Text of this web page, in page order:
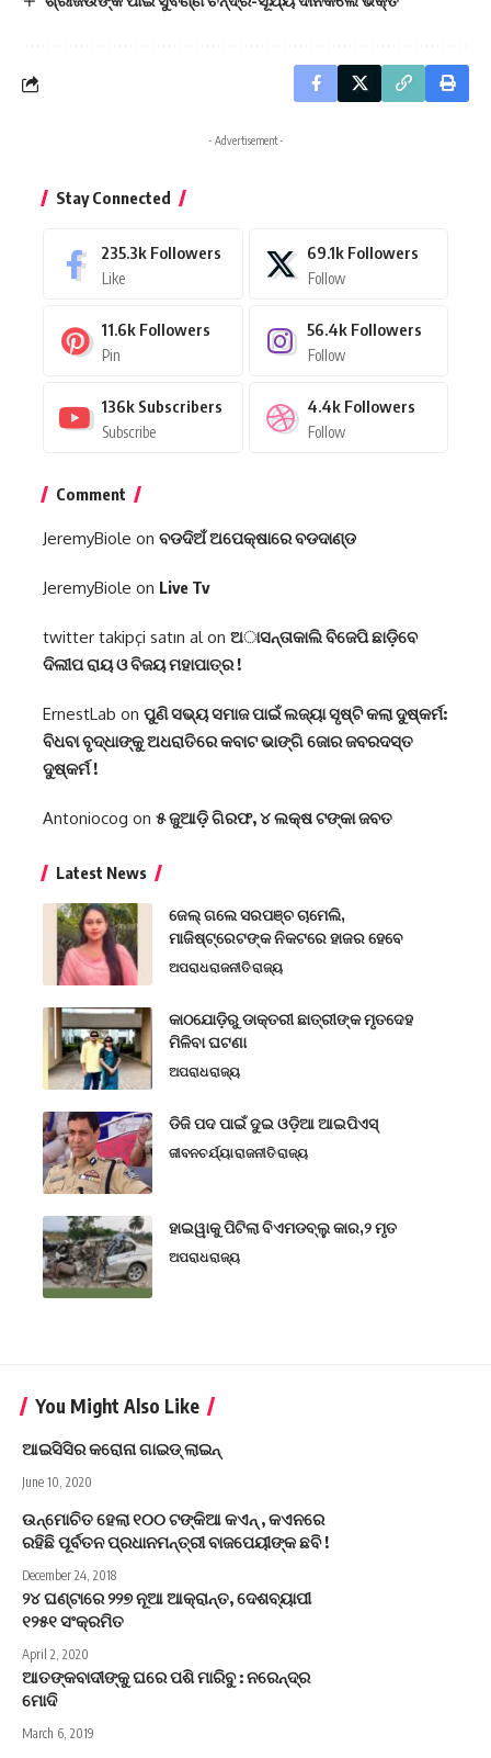
- Advertisement -
Stay Connected
235.3k Followers
Like
69.1k Followers
Follow
11.6k Followers
Pin
56.4k Followers
Follow
136k Subscribers
Subscribe
4.4k Followers
Follow
Comment
JeremyBiole on ବଡଦିଅଁ ଅପେକ୍ଷାରେ ବଡଦାଣ୍ଡ
JeremyBiole on Live Tv
twitter takipçi satın alon ଅାସନ୍ତାକାଲି ବିଜେପି ଛାଡ଼ିବେ
ଦିଲୀପ ରାୟ ଓ ବିଜୟ ମହାପାତ୍ର !
ErnestLab on ପୁଣି ସଭ୍ୟ ସମାଜ ପାଇଁ ଲଜ୍ୟା ସୃଷ୍ଟି କଲା ଦୁଷ୍କର୍ମ:
ବିଧବା ବୃଦ୍ଧାଙ୍କୁ ଅଧରାତିରେ କବାଟ ଭାଙ୍ଗି ଜୋର ଜବରଦସ୍ତ
ଦୁଷ୍କର୍ମ !
Antoniocog on ୫ ଜୁଆଡ଼ି ଗିରଫ, ୪ ଲକ୍ଷ ଟଙ୍କା ଜବତ
Latest News
ଜେଲ୍ ଗଲେ ସରପଞ୍ଚ ଚାମେଲି,
ମାଜିଷ୍ଟ୍ରେଟଙ୍କ ନିକଟରେ ହାଜର ହେବେ
ଅପରାଧରାଜନୀତିରାଜ୍ୟ
କାଠଯୋଡ଼ିରୁ ଡାକ୍ତରୀ ଛାତ୍ରୀଙ୍କ ମୃତଦେହ
ମିଳିବା ଘଟଣା
ଅପରାଧରାଜ୍ୟ
ଡିଜି ପଦ ପାଇଁ ଦୁଇ ଓଡ଼ିଆ ଆଇପିଏସ୍
ଜୀବନଚର୍ଯ୍ୟାରାଜନୀତିରାଜ୍ୟ
ହାଇୱାକୁ ପିଟିଲା ବିଏମଡବ୍ଲୁ କାର,୨ ମୃତ
ଅପରାଧରାଜ୍ୟ
You Might Also Like
ଆଇସିସିର କରୋନା ଗାଇଡ୍‌ ଲାଇନ୍‌
June 10, 2020
ଉନ୍ମୋଚିତ ହେଲା ୧୦୦ ଟଙ୍କିଆ କଏନ୍ , କଏନରେ
ରହିଛି ପୂର୍ବତନ ପ୍ରଧାନମନ୍ତ୍ରୀ ବାଜପେୟୀଙ୍କ ଛବି !
December 24, 2018
୨୪ ଘଣ୍ଟାରେ ୨୨୭ ନୂଆ ଆକ୍ରାନ୍ତ, ଦେଶବ୍ୟାପୀ
୧୨୫୧ ସଂକ୍ରମିତ
April 2, 2020
ଆତଙ୍କବାଦୀଙ୍କୁ ଘରେ ପଶି ମାରିବୁ : ନରେନ୍ଦ୍ର
ମୋଦି
March 6, 2019